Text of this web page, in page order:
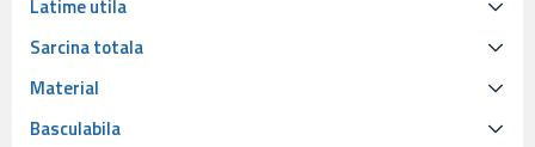
Latime utila
Sarcina totala
Material
Basculabila